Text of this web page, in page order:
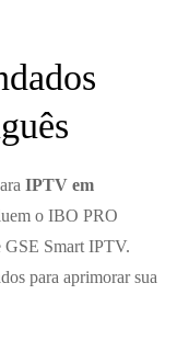
IPTV em
o IBO PRO
Smart IPTV.
para aprimorar sua